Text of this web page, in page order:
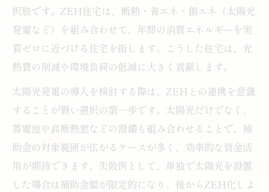
ZEHを対象とする太陽光補助制度の特徴
太陽光発電導入前に知るべき申請期間と条
川口市の蓄電池補助金と太陽光の併用メリ
ット
ZEH住宅の補助金活用術を詳しく解説
ZEHと太陽光の補助金を最大限活用するコ
ツ
択肢です。ZEH住宅は、断熱・省エネ・創エネ（太陽光
発電など）を組み合わせて、年間の消費エネルギーを実
質ゼロに近づける住宅を指します。こうした住宅は、光
熱費の削減や環境負荷の低減に大きく貢献します。
太陽光発電の導入を検討する際は、ZEHとの連携を意識
することが賢い選択の第一歩です。太陽光だけでなく、
蓄電池や高断熱窓などの設備も組み合わせることで、補
助金の対象範囲が広がるケースが多く、効率的な資金活
用が期待できます。失敗例として、単独で太陽光を設置
した場合は補助金額が限定的になり、後からZEH化しよ